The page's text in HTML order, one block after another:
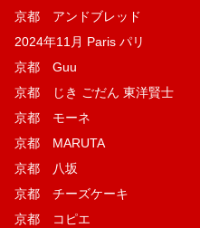
京都 アンドブレッド
2024年11月 Paris パリ
京都 Guu
京都 じき ごだん 東洋賢士
京都 モーネ
京都 MARUTA
京都 八坂
京都 チーズケーキ
京都 コピエ